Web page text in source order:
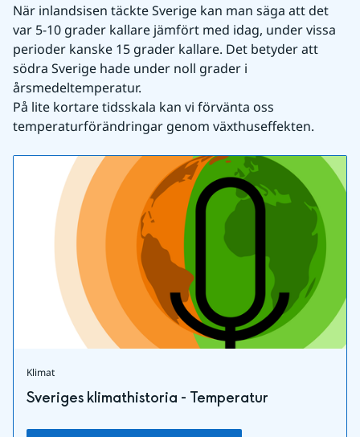
När inlandsisen täckte Sverige kan man säga att det
var 5-10 grader kallare jämfört med idag, under vissa
perioder kanske 15 grader kallare. Det betyder att
södra Sverige hade under noll grader i
årsmedeltemperatur.
På lite kortare tidsskala kan vi förvänta oss
temperaturförändringar genom växthuseffekten.
Klimat
Sveriges klimathistoria - Temperatur